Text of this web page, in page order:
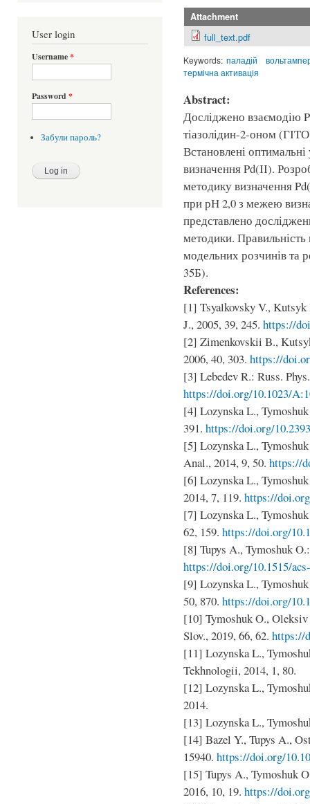
User login
Username*
Password *
Забули пароль?
Attachment
full_text.pdf
Keywords: паладій
термічна активація
Abstract:
Досліджено взаємодію
тіазолідин-2-оном
Встановлені
визначення Pd(ІІ).
методику визначення
при рН 2,0 з межею
представлено
методики.
модельних розчинів та
35Б).
References:
[1] Tsyalkovsky V.,
J., 2005, 39, 245. https://
[2] Zimenkovskii B.,
2006, 40, 303. https://
[3] Lebedev R.: Russ.
https://doi.org/10.1023/
[4] Lozynska L.,
391. https://doi.org/
[5] Lozynska L.,
Anal., 2014, 9, 50. https://
[6] Lozynska L.,
2014, 7, 119. https://
[7] Lozynska L.,
62, 159. https://doi.org/
[8] Tupys A., Tymoshuk
https://doi.org/10.1515/
[9] Lozynska L.,
50, 870. https://doi.org/
[10] Tymoshuk O.,
Slov., 2019, 66, 62. https://
[11] Lozynska L.,
Tekhnologii, 2014, 1, 80.
[12] Lozynska L.,
2014.
[13] Lozynska L.,
[14] Bazel Y., Tupys A.,
15940. https://doi.org/
[15] Tupys A., Tymoshuk
2016, 10, 19. https://